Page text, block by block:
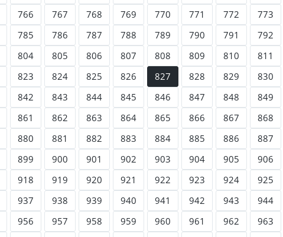
766 767 768 769 770 771 772 773
785 786 787 788 789 790 791 792
804 805 806 807 808 809 810 811
823 824 825 826 827 828 829 830
842 843 844 845 846 847 848 849
861 862 863 864 865 866 867 868
880 881 882 883 884 885 886 887
899 900 901 902 903 904 905 906
918 919 920 921 922 923 924 925
937 938 939 940 941 942 943 944
956 957 958 959 960 961 962 963